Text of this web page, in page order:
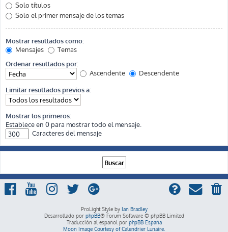
Solo títulos
Solo el primer mensaje de los temas
Mostrar resultados como:
Mensajes
Temas
Ordenar resultados por:
Ascendente
Descendente
Limitar resultados previos a:
Mostrar los primeros:
Establece en 0 para mostrar todo el mensaje.
Caracteres del mensaje
ProLight Style by Ian Bradley
Desarrollado por phpBB® Forum Software © phpBB Limited
Traducción al español por phpBB España
Moon Image Courtesy of Calendrier Lunaire.